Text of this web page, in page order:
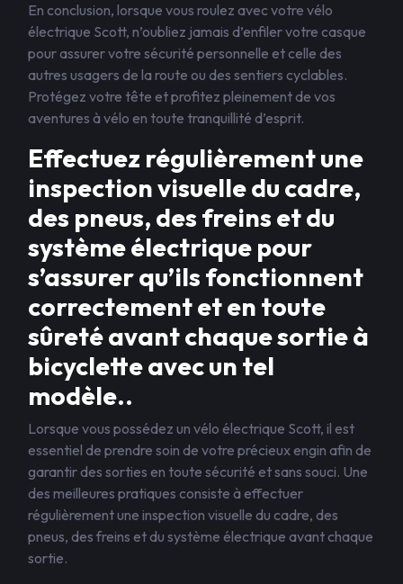
En conclusion, lorsque vous roulez avec votre vélo
électrique Scott, n’oubliez jamais d’enfiler votre casque
pour assurer votre sécurité personnelle et celle des
autres usagers de la route ou des sentiers cyclables.
Protégez votre tête et profitez pleinement de vos
aventures à vélo en toute tranquillité d’esprit.
Effectuez régulièrement une
inspection visuelle du cadre,
des pneus, des freins et du
système électrique pour
s’assurer qu’ils fonctionnent
correctement et en toute
sûreté avant chaque sortie à
bicyclette avec un tel
modèle..
Lorsque vous possédez un vélo électrique Scott, il est
essentiel de prendre soin de votre précieux engin afin de
garantir des sorties en toute sécurité et sans souci. Une
des meilleures pratiques consiste à effectuer
régulièrement une inspection visuelle du cadre, des
pneus, des freins et du système électrique avant chaque
sortie.